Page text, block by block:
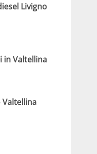
Livigno
in Valtellina